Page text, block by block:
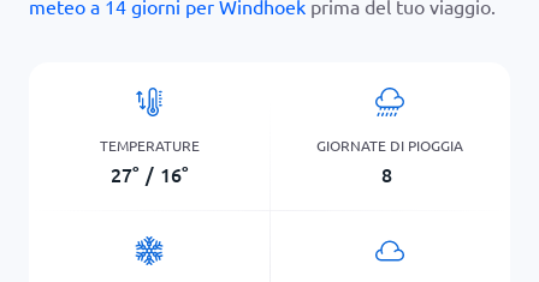
meteo a 14 giorni per Windhoek prima del tuo viaggio.
TEMPERATURE
27° / 16°
GIORNATE DI PIOGGIA
8